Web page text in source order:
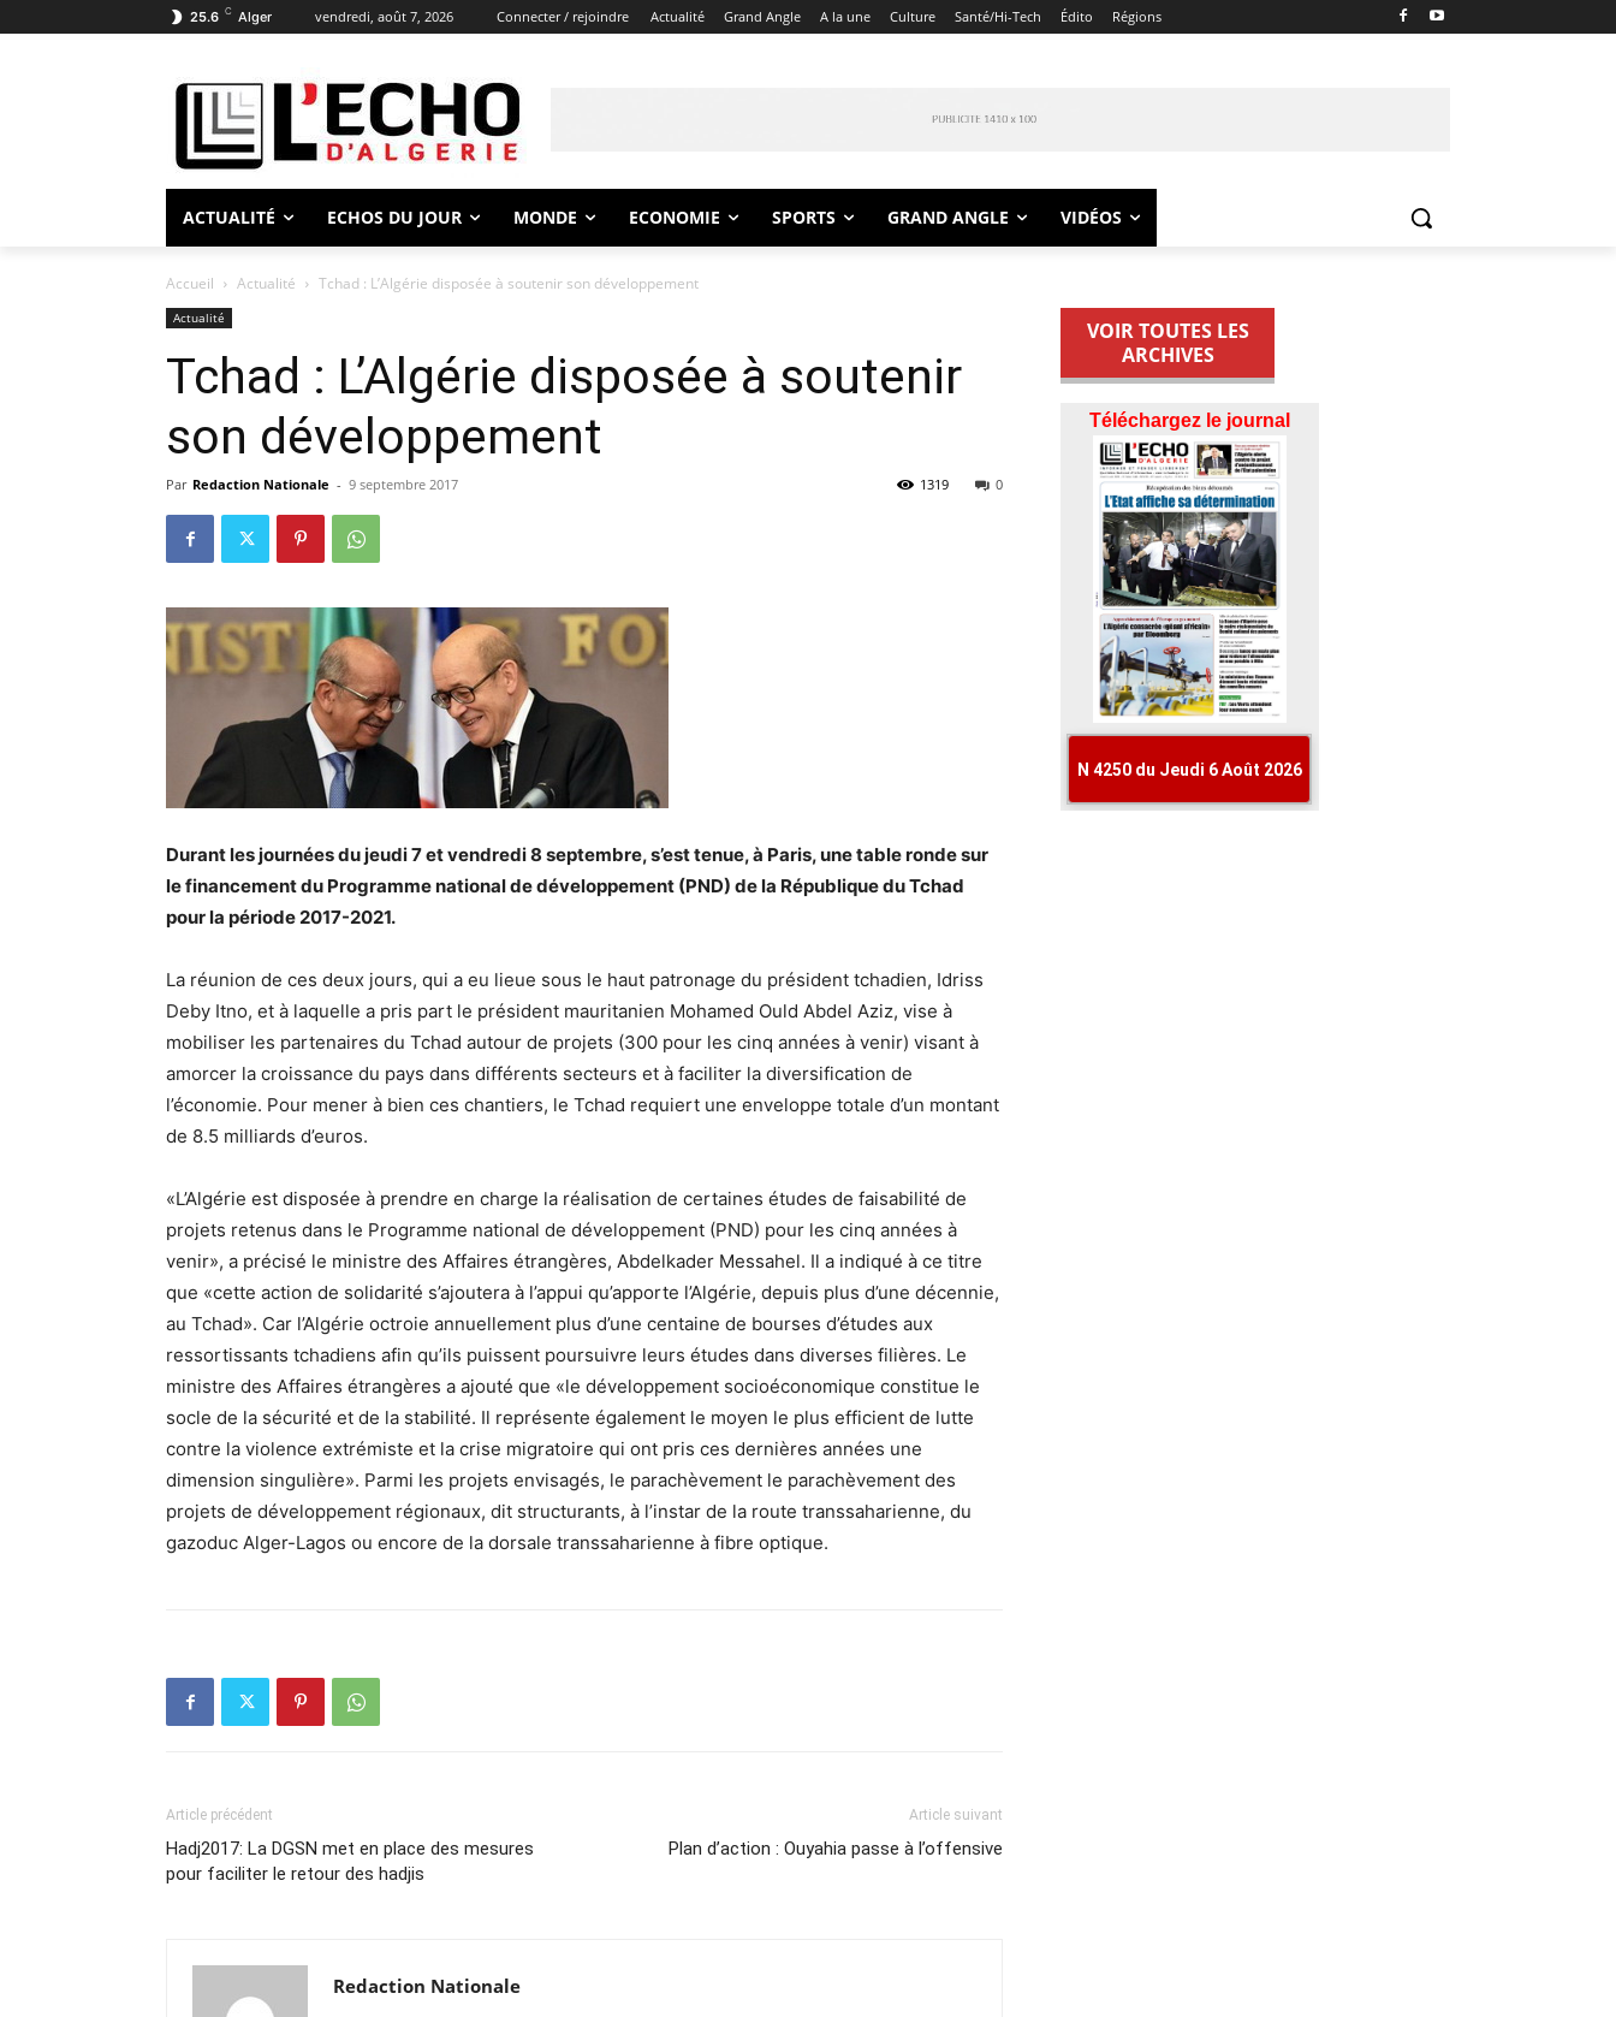
25.6 C Alger vendredi, août 7, 2026 Connecter / rejoindre Actualité Grand Angle A la une Culture Santé/Hi-Tech Édito Régions
ACTUALITÉ ECHOS DU JOUR MONDE ECONOMIE SPORTS GRAND ANGLE VIDÉOS
Accueil Actualité Tchad : L’Algérie disposée à soutenir son développement
Actualité
Tchad : L’Algérie disposée à soutenir
son développement
Par Redaction Nationale - 9 septembre 2017 0
1319
Durant les journées du jeudi 7 et vendredi 8 septembre, s’est tenue, à Paris, une table ronde sur
le financement du Programme national de développement (PND) de la République du Tchad
pour la période 2017-2021.
La réunion de ces deux jours, qui a eu lieue sous le haut patronage du président tchadien, Idriss
Deby Itno, et à laquelle a pris part le président mauritanien Mohamed Ould Abdel Aziz, vise à
mobiliser les partenaires du Tchad autour de projets (300 pour les cinq années à venir) visant à
amorcer la croissance du pays dans différents secteurs et à faciliter la diversification de
l’économie. Pour mener à bien ces chantiers, le Tchad requiert une enveloppe totale d’un montant
de 8.5 milliards d’euros.
«L’Algérie est disposée à prendre en charge la réalisation de certaines études de faisabilité de
projets retenus dans le Programme national de développement (PND) pour les cinq années à
venir», a précisé le ministre des Affaires étrangères, Abdelkader Messahel. Il a indiqué à ce titre
que «cette action de solidarité s’ajoutera à l’appui qu’apporte l’Algérie, depuis plus d’une décennie,
au Tchad». Car l’Algérie octroie annuellement plus d’une centaine de bourses d’études aux
ressortissants tchadiens afin qu’ils puissent poursuivre leurs études dans diverses filières. Le
ministre des Affaires étrangères a ajouté que «le développement socioéconomique constitue le
socle de la sécurité et de la stabilité. Il représente également le moyen le plus efficient de lutte
contre la violence extrémiste et la crise migratoire qui ont pris ces dernières années une
dimension singulière». Parmi les projets envisagés, le parachèvement le parachèvement des
projets de développement régionaux, dit structurants, à l’instar de la route transsaharienne, du
gazoduc Alger-Lagos ou encore de la dorsale transsaharienne à fibre optique.
Article précédent
Hadj2017: La DGSN met en place des mesures
pour faciliter le retour des hadjis
Article suivant
Plan d’action : Ouyahia passe à l’offensive
Redaction Nationale
VOIR TOUTES LES
ARCHIVES